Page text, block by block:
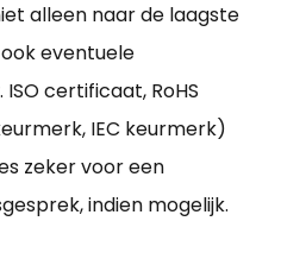
alleen naar de laagste
eventuele
certificaat, RoHS
IEC keurmerk)
zeker voor een
indien mogelijk.